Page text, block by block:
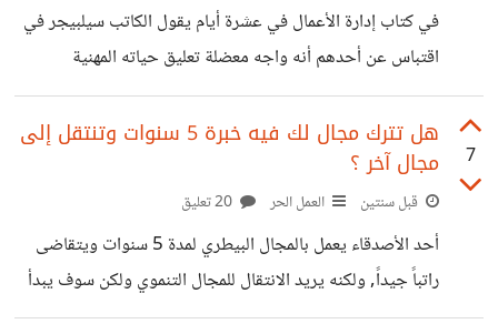
في كتاب إدارة الأعمال في عشرة أيام يقول الكاتب سيلبيجر في
اقتباس عن أحدهم أنه واجه معضلة تعليق حياته المهنية
للحصول على ماجستير إدارة الأعمال فقد تكتفي بقراءة كتاب
مثله أو غيره, فهل في رأيك هو مهم لهذه الدرجة؟ خصوصاً أنه
يستخدم في حياتك العملية بشكل غير نظامي أو رسمي أو هي
شهادة تحتاجها في وظائف معينة
7
هل تترك مجال لك فيه خبرة 5 سنوات وتنتقل إلى
مجال آخر ؟
قبل سنتين العمل الحر
أحد الأصدقاء يعمل بالمجال البيطري لمدة 5 سنوات ويتقاضى
راتباً جيداً, ولكنه يريد الانتقال للمجال التنموي ولكن سوف يبدأ
كحديث خبرة حتى يصل للعمل في مشروعات كبيرة حيث يرى